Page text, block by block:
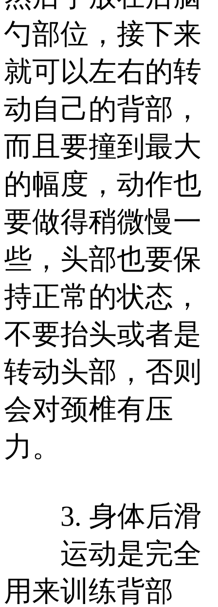
勺部位，接下来
就可以左右的转
动自己的背部，
而且要撞到最大
的幅度，动作也
要做得稍微慢一
些，头部也要保
持正常的状态，
不要抬头或者是
转动头部，否则
会对颈椎有压
力。
3. 身体后滑
运动是完全
用来训练背部